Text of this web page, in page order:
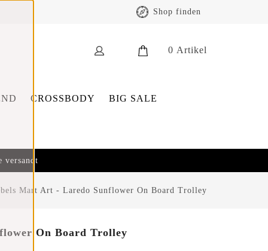
Shop finden
0 Artikel
CROSSBODY BIG SALE
versandt
Mart Art - Laredo Sunflower On Board Trolley
On Board Trolley